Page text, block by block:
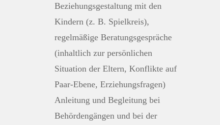
Beziehungsgestaltung mit den
Kindern (z. B. Spielkreis),
regelmäßige Beratungsgespräche
(inhaltlich zur persönlichen
Situation der Eltern, Konflikte auf
Paar-Ebene, Erziehungsfragen)
Anleitung und Begleitung bei
Behördengängen und bei der